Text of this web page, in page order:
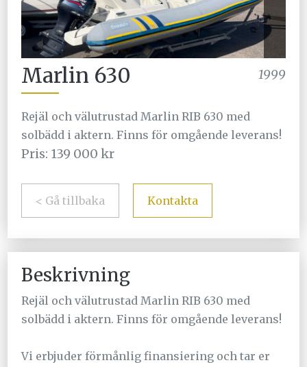
Marlin 630 1999
Rejäl och välutrustad Marlin RIB 630 med
solbädd i aktern. Finns för omgående leverans!
Pris: 139 000 kr
< Gå tillbaka Kontakta
Beskrivning
Rejäl och välutrustad Marlin RIB 630 med
solbädd i aktern. Finns för omgående leverans!
Vi erbjuder förmånlig finansiering och tar er